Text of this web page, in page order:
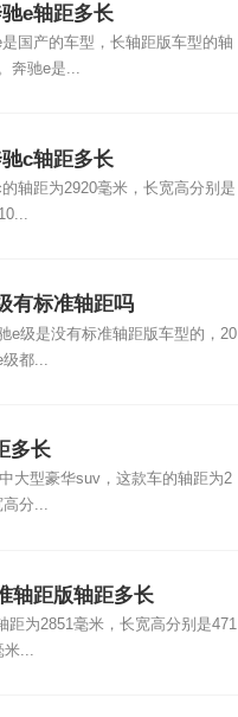
e轴距多长
国产的车型，长轴距版车型的轴
奔驰e是...
c轴距多长
轴距为2920毫米，长宽高分别是
有标准轴距吗
e级是没有标准轴距版车型的，20
都...
多长
大型豪华suv，这款车的轴距为2
高分...
轴距版轴距多长
距为2851毫米，长宽高分别是471
米...